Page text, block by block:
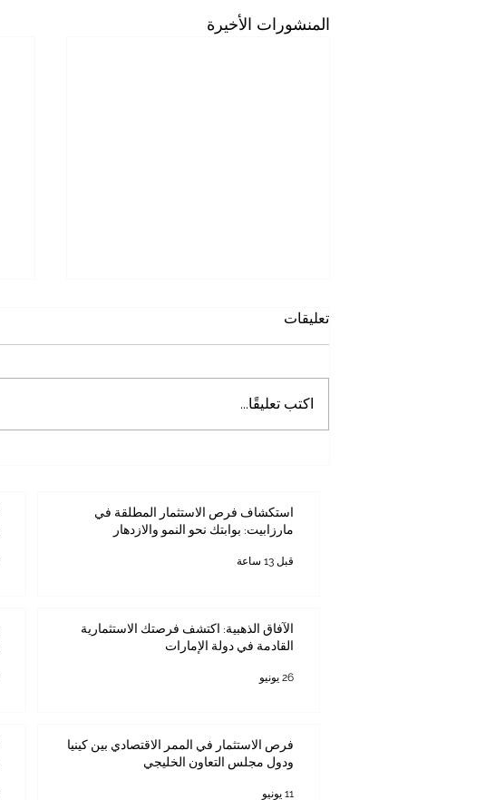
المنشورات الأخيرة
تعليقات
اكتب تعليقًا...
استكشاف فرص الاستثمار المطلقة في
مارزابيت: بوابتك نحو النمو والازدهار
قبل 13 ساعة
الآفاق الذهبية: اكتشف فرصتك الاستثمارية
القادمة في دولة الإمارات
26 يونيو
فرص الاستثمار في الممر الاقتصادي بين كينيا
ودول مجلس التعاون الخليجي
11 يونيو